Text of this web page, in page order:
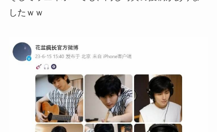
したｗｗ